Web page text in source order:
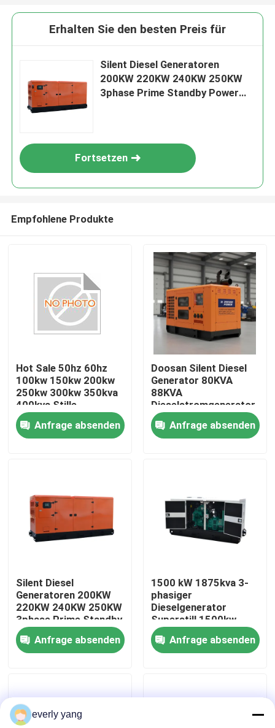
Haus
Produkte
Fabrik-Ausflug
Fordern Sie ein Zitat
Cummins-Dieselgeneratoren
Dieselgenerator Fawde
Erhalten Sie den besten Preis für
Silent Diesel Generatoren
200KW 220KW 240KW 250KW
3phase Prime Standby Power
Fortsetzen
Empfohlene Produkte
Hot Sale 50hz 60hz
100kw 150kw 200kw
250kw 300kw 350kva
400kva Stille
Dieselgenerator mit
DOOSAN-Motor Preis
Anfrage absenden
Doosan Silent Diesel
Generator 80KVA
88KVA
Dieselstromgenerator
mit Motor 50hz und
60hz zur
kontinuierlichen
Anfrage absenden
Silent Diesel
Generatoren 200KW
220KW 240KW 250KW
3phase Prime Standby
Power 300KVA
leistungsstarke
Gensets mit
Anfrage absenden
1500 kW 1875kva 3-
phasiger
Dieselgenerator
Superstill 1500kw
Kraftwerksgenerator
für Rechenzentrum
50/60Hz
Anfrage absenden
everly yang